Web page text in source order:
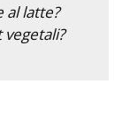
al latte?